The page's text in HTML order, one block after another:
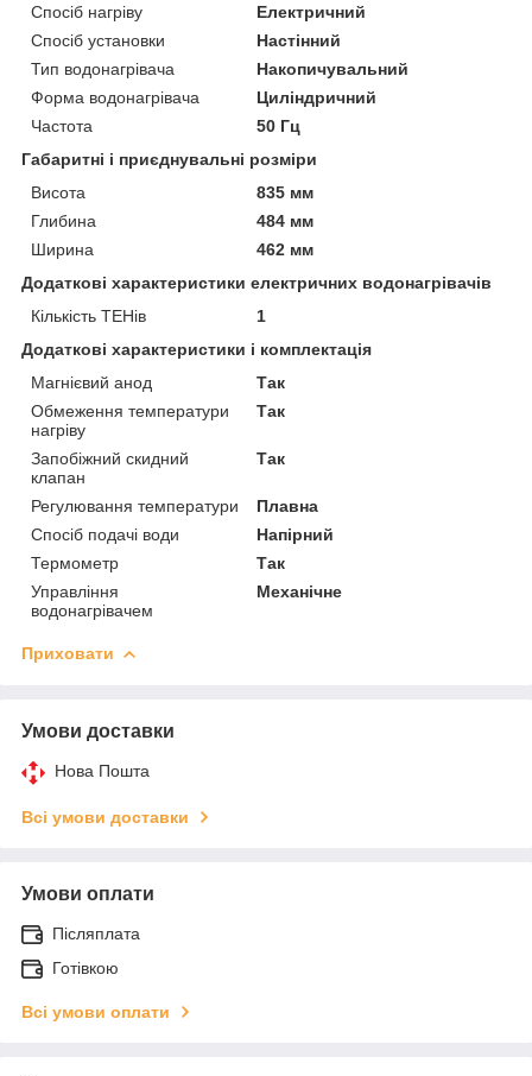
Спосіб нагріву
Електричний
Спосіб установки
Настінний
Тип водонагрівача
Накопичувальний
Форма водонагрівача
Циліндричний
Частота
50 Гц
Габаритні і приєднувальні розміри
Висота
835 мм
Глибина
484 мм
Ширина
462 мм
Додаткові характеристики електричних водонагрівачів
Кількість ТЕНів
1
Додаткові характеристики і комплектація
Магнієвий анод
Так
Обмеження температури
нагріву
Так
Запобіжний скидний
клапан
Так
Регулювання температури
Плавна
Спосіб подачі води
Напірний
Термометр
Так
Управління
водонагрівачем
Механічне
Приховати
Умови доставки
Нова Пошта
Всі умови доставки
Умови оплати
Післяплата
Готівкою
Всі умови оплати